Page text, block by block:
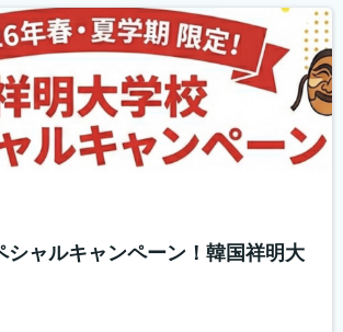
シャルキャンペーン！韓国祥明大